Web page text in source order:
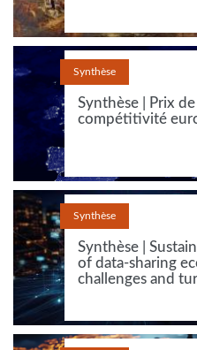
Synthèse
Synthèse | Prix
compétitivité
Synthèse
Synthèse |
of data-sharing
challenges and